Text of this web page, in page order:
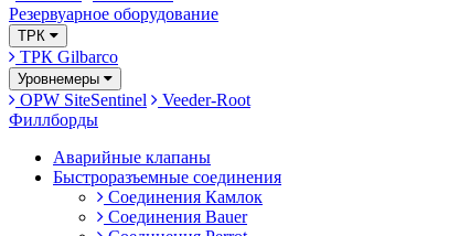
Резервуарное оборудование
ТРК
ТРК Gilbarco
Уровнемеры
OPW SiteSentinel
Veeder-Root
Филлборды
Аварийные клапаны
Быстроразъемные соединения
Соединения Камлок
Соединения Bauer